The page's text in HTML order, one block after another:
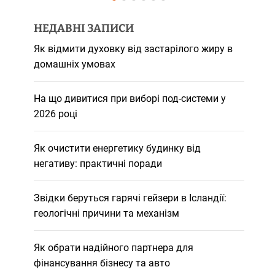
НЕДАВНІ ЗАПИСИ
Як відмити духовку від застарілого жиру в
домашніх умовах
На що дивитися при виборі под-системи у
2026 році
Як очистити енергетику будинку від
негативу: практичні поради
Звідки беруться гарячі гейзери в Ісландії:
геологічні причини та механізм
Як обрати надійного партнера для
фінансування бізнесу та авто